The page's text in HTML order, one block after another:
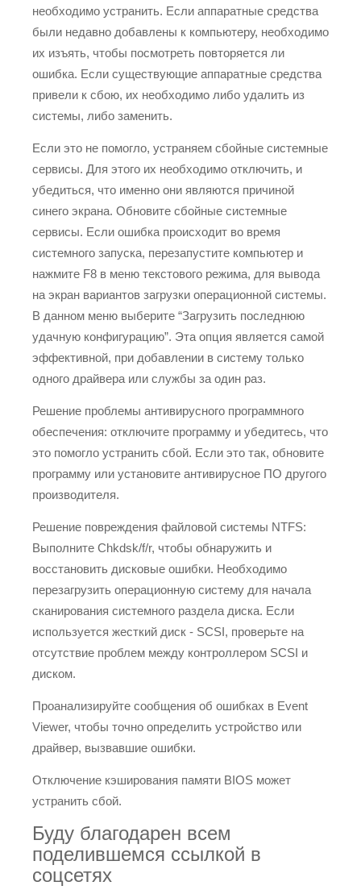
необходимо устранить. Если аппаратные средства
были недавно добавлены к компьютеру, необходимо
их изъять, чтобы посмотреть повторяется ли
ошибка. Если существующие аппаратные средства
привели к сбою, их необходимо либо удалить из
системы, либо заменить.
Если это не помогло, устраняем сбойные системные
сервисы. Для этого их необходимо отключить, и
убедиться, что именно они являются причиной
синего экрана. Обновите сбойные системные
сервисы. Если ошибка происходит во время
системного запуска, перезапустите компьютер и
нажмите F8 в меню текстового режима, для вывода
на экран вариантов загрузки операционной системы.
В данном меню выберите “Загрузить последнюю
удачную конфигурацию”. Эта опция является самой
эффективной, при добавлении в систему только
одного драйвера или службы за один раз.
Решение проблемы антивирусного программного
обеспечения: отключите программу и убедитесь, что
это помогло устранить сбой. Если это так, обновите
программу или установите антивирусное ПО другого
производителя.
Решение повреждения файловой системы NTFS:
Выполните Chkdsk/f/r, чтобы обнаружить и
восстановить дисковые ошибки. Необходимо
перезагрузить операционную систему для начала
сканирования системного раздела диска. Если
используется жесткий диск - SCSI, проверьте на
отсутствие проблем между контроллером SCSI и
диском.
Проанализируйте сообщения об ошибках в Event
Viewer, чтобы точно определить устройство или
драйвер, вызвавшие ошибки.
Отключение кэширования памяти BIOS может
устранить сбой.
Буду благодарен всем
поделившемся ссылкой в
соцсетях